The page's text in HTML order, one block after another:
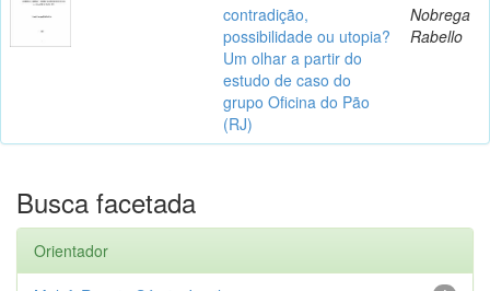
contradição,
possibilidade ou utopia?
Um olhar a partir do
estudo de caso do
grupo Oficina do Pão
(RJ)
Nobrega
Rabello
Busca facetada
Orientador